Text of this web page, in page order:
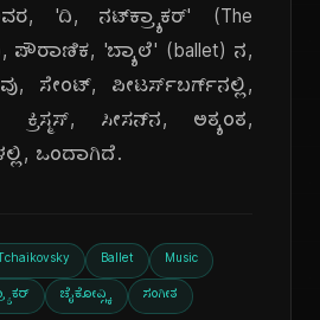
'ದಿ, ನಟ್‌ಕ್ರ್ಯಾಕರ್' (The
ಪೌರಾಣಿಕ, 'ಬ್ಯಾಲೆ' (ballet) ನ,
ಸೇಂಟ್, ಪೀಟರ್ಸ್‌ಬರ್ಗ್‌ನಲ್ಲಿ,
ಸೀಸನ್‌ನ, ಅತ್ಯಂತ,
ಒಂದಾಗಿದೆ.
Tchaikovsky Ballet Music
ಚೈಕೋವ್ಸ್ಕಿ ಸಂಗೀತ